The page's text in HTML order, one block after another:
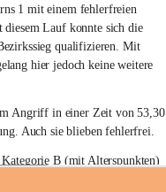
1 mit einem fehlerfreien
Lauf konnte sich die
qualifizieren. Mit
hier jedoch keine weitere
Angriff in einer Zeit von 53,30
Auch sie blieben fehlerfrei.
B (mit Alterspunkten)